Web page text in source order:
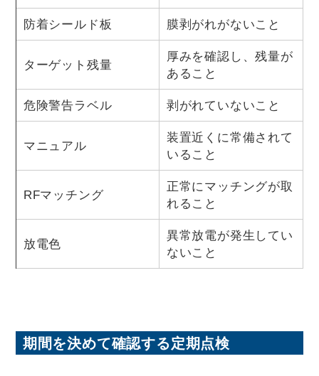
防着シールド板 膜剥がれがないこと
ターゲット残量
厚みを確認し、残量が
あること
危険警告ラベル 剥がれていないこと
マニュアル
装置近くに常備されて
いること
RFマッチング
正常にマッチングが取
れること
放電色
異常放電が発生してい
ないこと
期間を決めて確認する定期点検